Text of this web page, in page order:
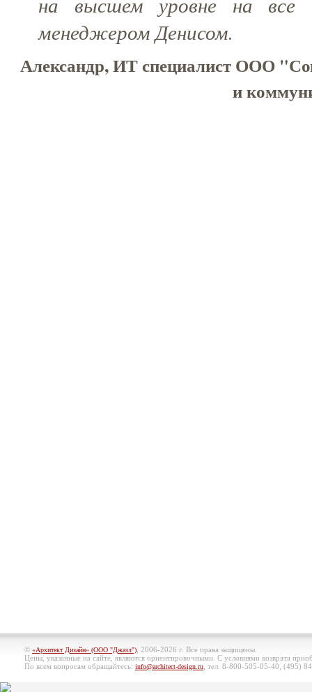
менеджером Денисом.
Александр, ИТ специалист ООО
и
© «Архитект Дизайн» (ООО "Джазл") , 2006-2026 г. Все права защищены.
Цены, указанные на сайте, являются ориентировочными. С условиями возврата
По всем вопросам обращайтесь: info@architect-design.ru , тел. 8-800-505-05-40, (495)